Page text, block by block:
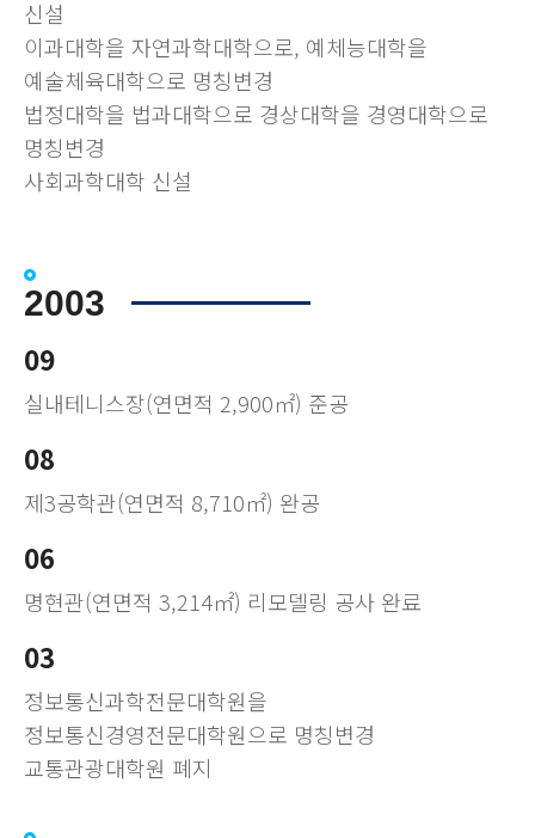
신설
이과대학을 자연과학대학으로, 예체능대학을
예술체육대학으로 명칭변경
법정대학을 법과대학으로 경상대학을 경영대학으로
명칭변경
사회과학대학 신설
2003
09
실내테니스장(연면적 2,900㎡) 준공
08
제3공학관(연면적 8,710㎡) 완공
06
명현관(연면적 3,214㎡) 리모델링 공사 완료
03
정보통신과학전문대학원을
정보통신경영전문대학원으로 명칭변경
교통관광대학원 폐지